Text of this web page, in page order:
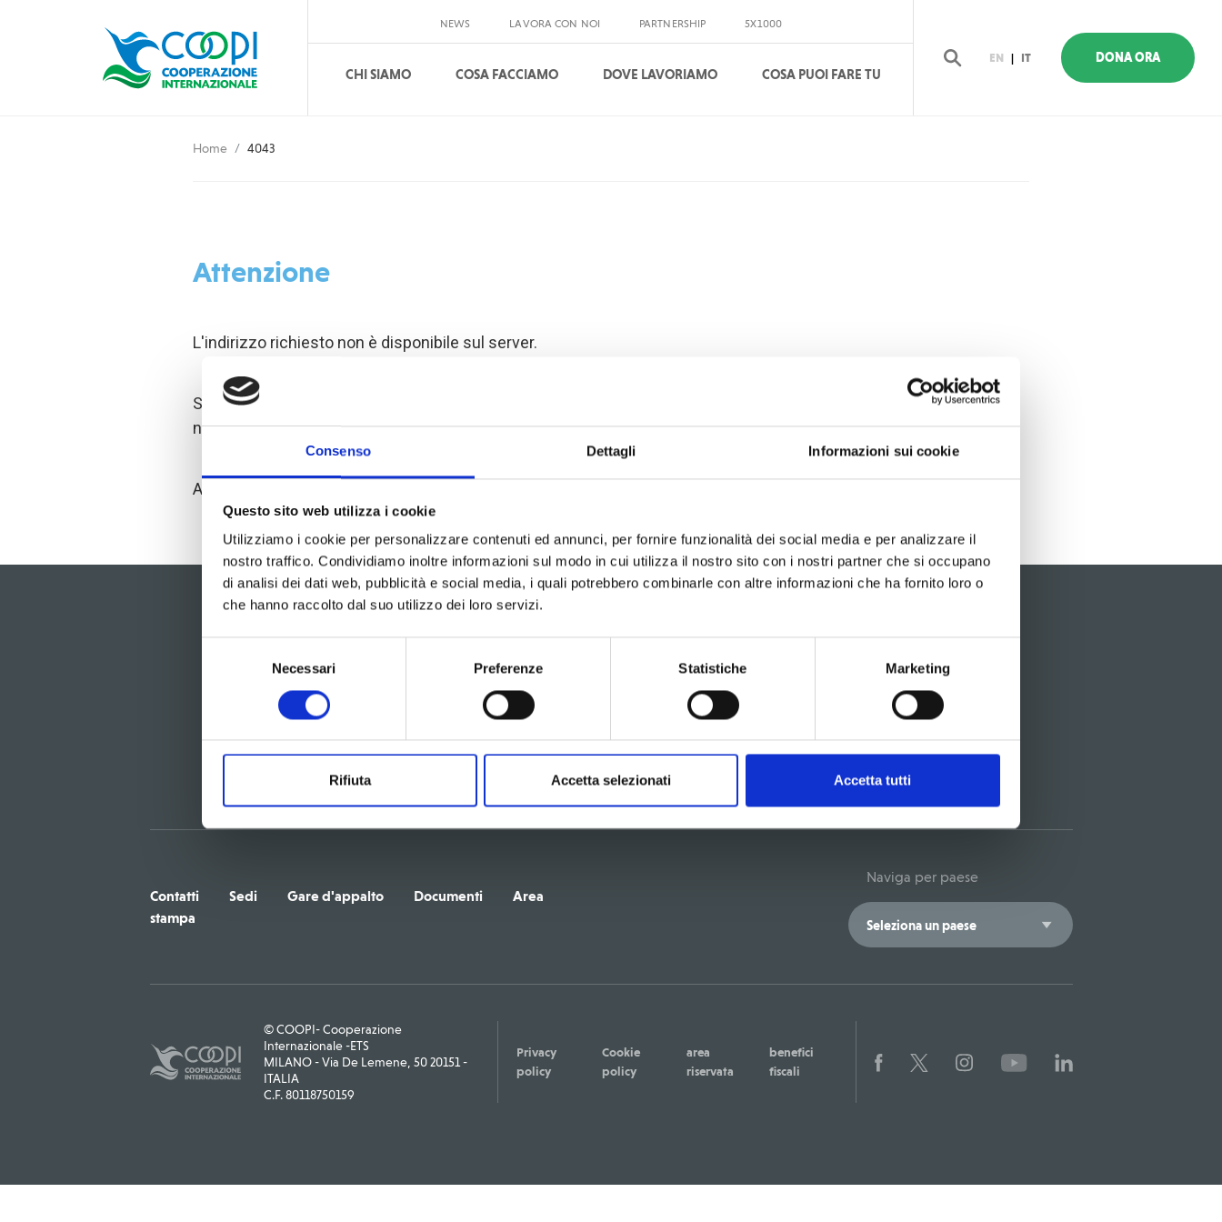
Consenso Dettagli Informazioni sui cookie
Questo sito web utilizza i cookie
Utilizziamo i cookie per personalizzare contenuti ed annunci, per fornire funzionalità dei social media e per analizzare il
nostro traffico. Condividiamo inoltre informazioni sul modo in cui utilizza il nostro sito con i nostri partner che si occupano
di analisi dei dati web, pubblicità e social media, i quali potrebbero combinarle con altre informazioni che ha fornito loro o
che hanno raccolto dal suo utilizzo dei loro servizi.
Necessari Preferenze Statistiche Marketing
Rifiuta Accetta selezionati Accetta tutti
NEWS LAVORA CON NOI PARTNERSHIP 5X1000
CHI SIAMO COSA FACCIAMO DOVE LAVORIAMO COSA PUOI FARE TU
EN | IT DONA ORA
Home 4043
Attenzione
L'indirizzo richiesto non è disponibile sul server.
Se non è stato commesso un errore di digitazione, probabilmente avete memorizzato in una precedente visita al
nostro sito un link non più esistente.
Abbiamo rilevato questo errore e risolveremo quanto prima il problema in caso si tratti di pagina non raggiungibile.
Resta in contatto
Ho letto ed accetto le condizioni della privacy
Contatti Sedi Gare d'appalto Documenti
Area
stampa
Naviga per paese
© COOPI- Cooperazione
Internazionale -ETS
MILANO - Via De Lemene, 50 20151 -
ITALIA
C.F. 80118750159
Privacy
policy
Cookie
policy
area
riservata
benefici
fiscali